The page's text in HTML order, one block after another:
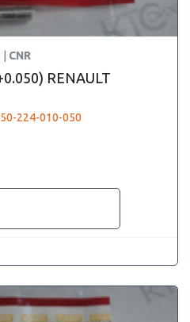
CNR
RENAULT
224-010-050